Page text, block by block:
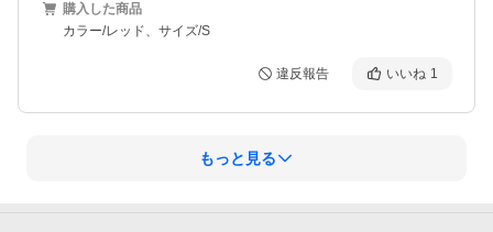
購入した商品
カラー/レッド、サイズ/S
違反報告 いいね 1
もっと見る